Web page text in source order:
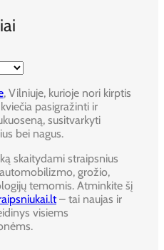
, Vilniuje, kurioje nori kirptis
pasigražinti ir
susitvarkyti
bei nagus.
skaitydami straipsnius
grožio,
temomis. Atminkite šį
– tai naujas ir
visiems